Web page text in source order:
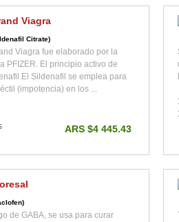
Viagra
Citrate)
Viagra fue elaborado por la
PFIZER. El principio activo de
Sildenafil se emplea para
(impotencia) en los ...
ARS $4 445.43
de GABA, se usa para curar